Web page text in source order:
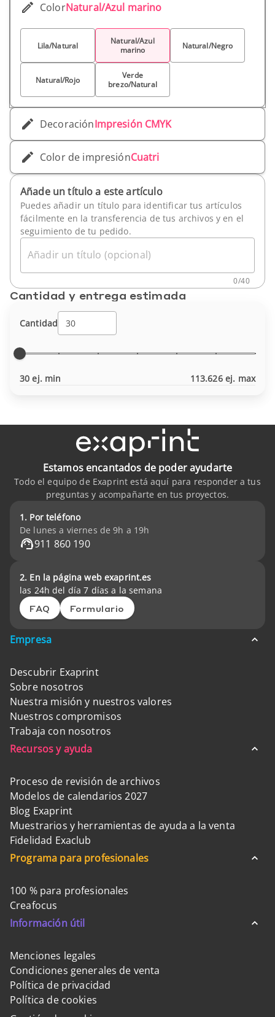
ColorNatural/Azul marino
Lila/Natural
Natural/Azul
marino
Natural/Negro
Natural/Rojo
Verde
brezo/Natural
DecoraciónImpresión CMYK
Color de impresiónCuatri
Añade un título a este artículo
Puedes añadir un título para identificar tus artículos
fácilmente en la transferencia de tus archivos y en el
seguimiento de tu pedido.
Añadir un título (opcional)
0/40
Cantidad y entrega estimada
Cantidad
30 ej. min 113.626 ej. max
Estamos encantados de poder ayudarte
Todo el equipo de Exaprint está aquí para responder a tus
preguntas y acompañarte en tus proyectos.
1. Por teléfono
De lunes a viernes de 9h a 19h
911 860 190
2. En la página web exaprint.es
las 24h del día 7 días a la semana
FAQ Formulario
Empresa
Descubrir Exaprint
Sobre nosotros
Nuestra misión y nuestros valores
Nuestros compromisos
Trabaja con nosotros
Recursos y ayuda
Proceso de revisión de archivos
Modelos de calendarios 2027
Blog Exaprint
Muestrarios y herramientas de ayuda a la venta
Fidelidad Exaclub
Programa para profesionales
100 % para profesionales
Creafocus
Información útil
Menciones legales
Condiciones generales de venta
Política de privacidad
Política de cookies